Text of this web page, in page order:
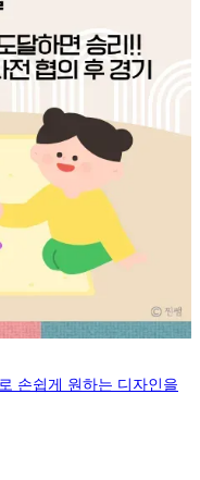
손쉽게 원하는 디자인을